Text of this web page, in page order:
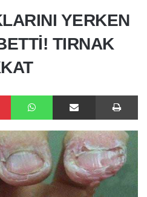
YERKEN
TIRNAK
Pinterest WhatsApp E-Posta ile paylaş